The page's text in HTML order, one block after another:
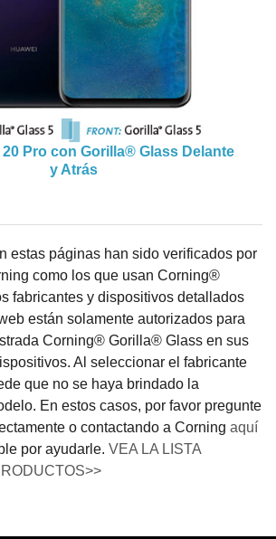
20 Pro con Gorilla® Glass Delante
y Atrás
estas páginas han sido verificados por
como los que usan Corning®
fabricantes y dispositivos detallados
están solamente autorizados para
Corning® Gorilla® Glass en sus
Al seleccionar el fabricante
que no se haya brindado la
En estos casos, por favor pregunte
o contactando a Corning aquí
por ayudarle. VEA LA LISTA